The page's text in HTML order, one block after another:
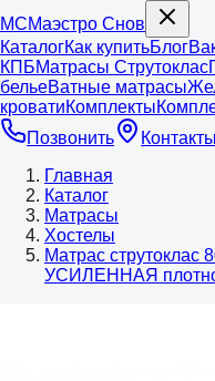
МСМаэстро Снов
КаталогКак купитьБлог
КПБМатрасы Струтоклас
бельеВатные матрасы
кроватиКомплекты
Позвонить
Контакты
Главная
Каталог
Матрасы
Хостелы
Матрас струтоклас
УСИЛЕННАЯ